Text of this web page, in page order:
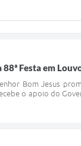
Festa em
Bom Jesus
o apoio do